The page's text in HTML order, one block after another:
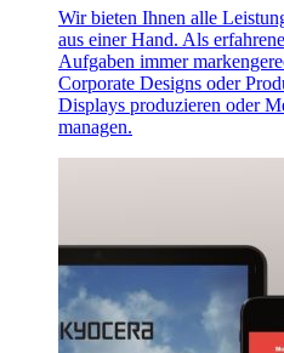
Wir bieten Ihnen alle
aus einer Hand. Als
Aufgaben immer
Corporate Designs oder
Displays produzieren oder
managen.